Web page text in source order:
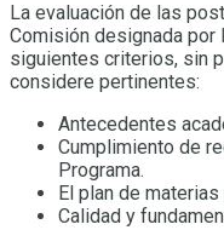
La evaluación de las
Comisión designada por
siguientes criterios, sin
considere pertinentes:
Antecedentes
Cumplimiento de
Programa.
El plan de
Calidad y